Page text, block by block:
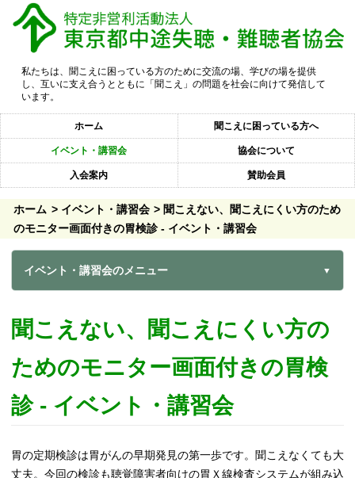
私たちは、聞こえに困っている方のために交流の場、学びの場を提供
し、互いに支え合うとともに「聞こえ」の問題を社会に向けて発信して
います。
ホーム 聞こえに困っている方へ
イベント・講習会 協会について
入会案内 賛助会員
ホーム イベント・講習会
聞こえない、聞こえにくい方のため
のモニター画面付きの胃検診 - イベント・講習会
イベント・講習会のメニュー
聞こえない、聞こえにくい方の
ためのモニター画面付きの胃検
診 - イベント・講習会
胃の定期検診は胃がんの早期発見の第一歩です。聞こえなくても大
丈夫。今回の検診も聴覚障害者向けの胃Ｘ線検査システムが組み込